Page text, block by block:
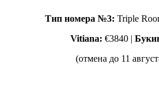
Тип номера №3: Triple
Vitiana: €3840 |
(отмена до 11